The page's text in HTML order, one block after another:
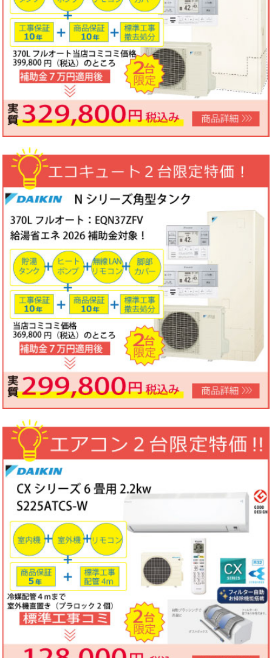
MSZ-GV2823-W・標準工事費（冷媒配管4ｍまで込）コミコミ価格
99,800円！完売しました
2026年05月22日
お知らせ
ノーリツ・リンナイ・パロマ製品の値上げに伴う価格改定について
2026年05月18日
目玉商品
ノーリツビルトインコンロ「N3WV6M」工事費コミコミ特価！今
なら「ロティプレートS」プレゼント！3台限定コミコミ価格
79,800円！数量限定のため、なくなり次第終了となります。
2026年05月15日
目玉商品
パロマ屋外式エコジョーズふろ給湯器台数限定大特価！20号オート
FH-E2011SAWL(K)マルチリモコンセットMFC-250V・標準工事費
（処分込）10年商品・工事保証付
コミコミ価格136,800円～